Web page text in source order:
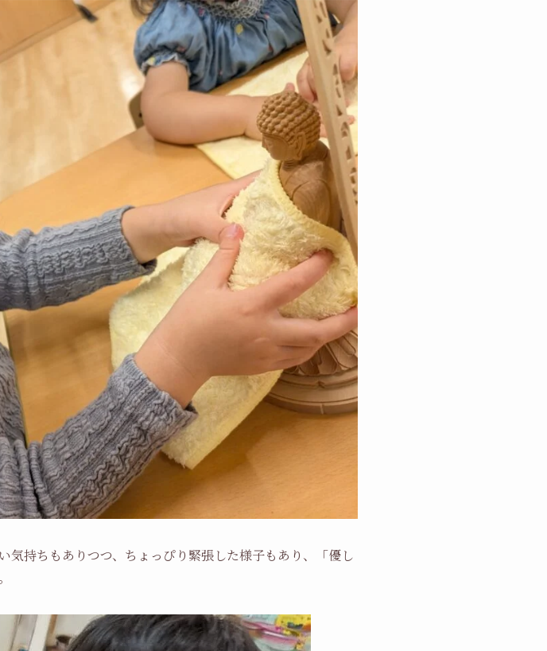
持ちもありつつ、ちょっぴり緊張した様子もあり、「優し